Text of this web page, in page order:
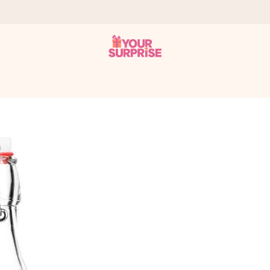
Reviews (Gesamtergebnis aller Länder, in die wir
deinem Foto oder einer Nachricht von Herzen. Kein Stress,